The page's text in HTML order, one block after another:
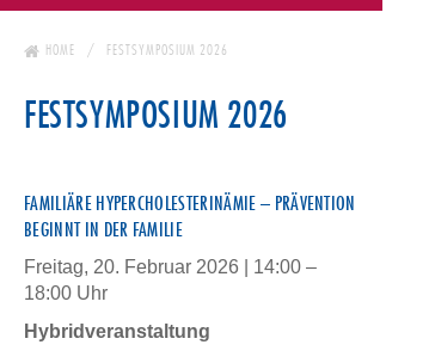
HOME FESTSYMPOSIUM 2026
FESTSYMPOSIUM 2026
FAMILIÄRE HYPERCHOLESTERINÄMIE – PRÄVENTION
BEGINNT IN DER FAMILIE
Freitag, 20. Februar 2026 | 14:00 –
18:00 Uhr
Hybridveranstaltung